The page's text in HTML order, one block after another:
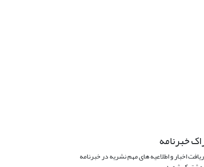
خبرنامه
اخبار و اطلاعیه های مهم نشریه در خبرنامه